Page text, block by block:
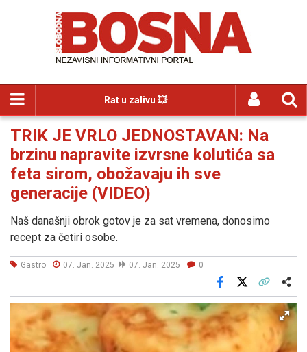
Rat u zalivu 💥
TRIK JE VRLO JEDNOSTAVAN: Na
brzinu napravite izvrsne kolutića sa
feta sirom, obožavaju ih sve
generacije (VIDEO)
Naš današnji obrok gotov je za sat vremena, donosimo
recept za četiri osobe.
Gastro 07. Jan. 2025 07. Jan. 2025 0
Facebook